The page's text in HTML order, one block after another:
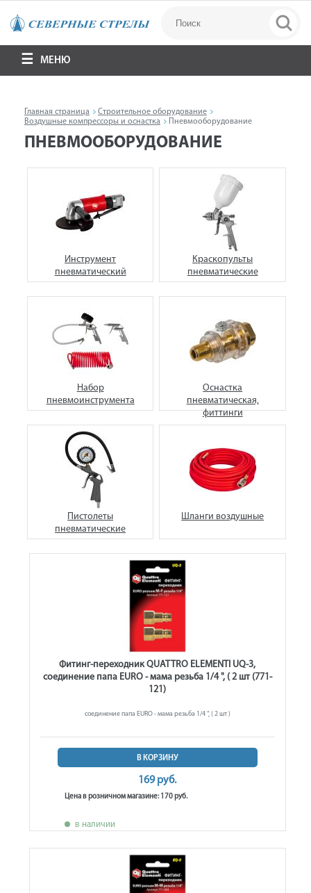
МЕНЮ
Главная страница
Строительное оборудование
Воздушные компрессоры и оснастка
Пневмооборудование
ПНЕВМООБОРУДОВАНИЕ
Инструмент
пневматический
Краскопульты
пневматические
Набор
пневмоинструмента
Оснастка
пневматическая,
фиттинги
Пистолеты
пневматические
Шланги воздушные
Фитинг-переходник QUATTRO ELEMENTI UQ-3,
соединение папа EURO - мама резьба 1/4 ", ( 2 шт (771-
121)
соединение папа EURO - мама резьба 1/4 ", ( 2 шт )
В КОРЗИНУ
169 руб.
Цена в розничном магазине: 170 руб.
в наличии